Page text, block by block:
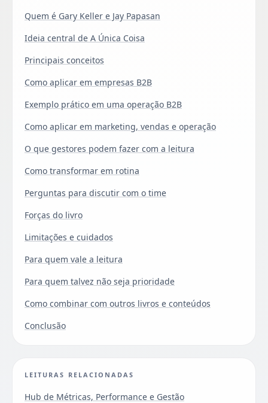
Quem é Gary Keller e Jay Papasan
Ideia central de A Única Coisa
Principais conceitos
Como aplicar em empresas B2B
Exemplo prático em uma operação B2B
Como aplicar em marketing, vendas e operação
O que gestores podem fazer com a leitura
Como transformar em rotina
Perguntas para discutir com o time
Forças do livro
Limitações e cuidados
Para quem vale a leitura
Para quem talvez não seja prioridade
Como combinar com outros livros e conteúdos
Conclusão
LEITURAS RELACIONADAS
Hub de Métricas, Performance e Gestão